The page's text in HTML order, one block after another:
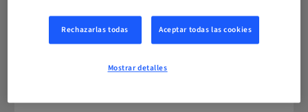
País / Región*
Rechazarlas todas Aceptar todas las cookies
Mostrar detalles